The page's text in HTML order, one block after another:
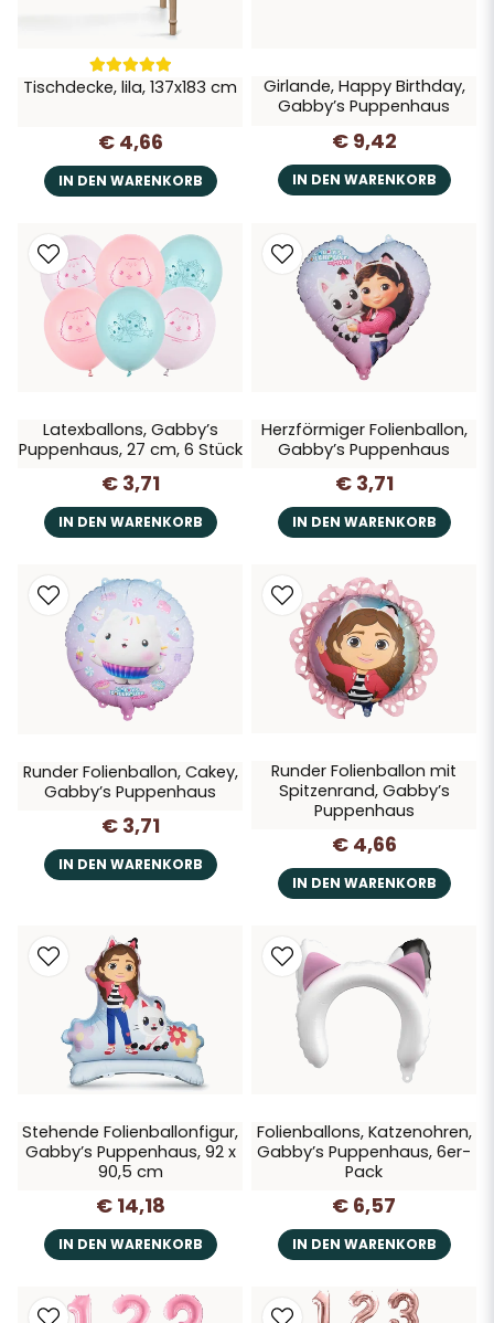
Tischdecke, lila, 137x183 cm
€ 4,66
IN DEN WARENKORB
Girlande, Happy Birthday,
Gabby’s Puppenhaus
€ 9,42
IN DEN WARENKORB
Latexballons, Gabby’s
Puppenhaus, 27 cm, 6 Stück
€ 3,71
IN DEN WARENKORB
Herzförmiger Folienballon,
Gabby’s Puppenhaus
€ 3,71
IN DEN WARENKORB
Runder Folienballon, Cakey,
Gabby’s Puppenhaus
€ 3,71
IN DEN WARENKORB
Runder Folienballon mit
Spitzenrand, Gabby’s
Puppenhaus
€ 4,66
IN DEN WARENKORB
Stehende Folienballonfigur,
Gabby’s Puppenhaus, 92 x
90,5 cm
€ 14,18
IN DEN WARENKORB
Folienballons, Katzenohren,
Gabby’s Puppenhaus, 6er-
Pack
€ 6,57
IN DEN WARENKORB